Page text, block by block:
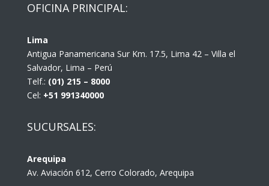
OFICINA PRINCIPAL:
Lima
Antigua Panamericana Sur Km. 17.5, Lima 42 – Villa el
Salvador, Lima – Perú
Telf.: (01) 215 – 8000
Cel: +51 991340000
SUCURSALES:
Arequipa
Av. Aviación 612, Cerro Colorado, Arequipa